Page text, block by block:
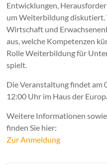
Entwicklungen,
um Weiterbildung
Wirtschaft und
aus, welche Kompetenzen
Rolle Weiterbildung für
spielt.
Die Veranstaltung findet am
12:00 Uhr im Haus der
Weitere Informationen
finden Sie hier:
Zur Anmeldung